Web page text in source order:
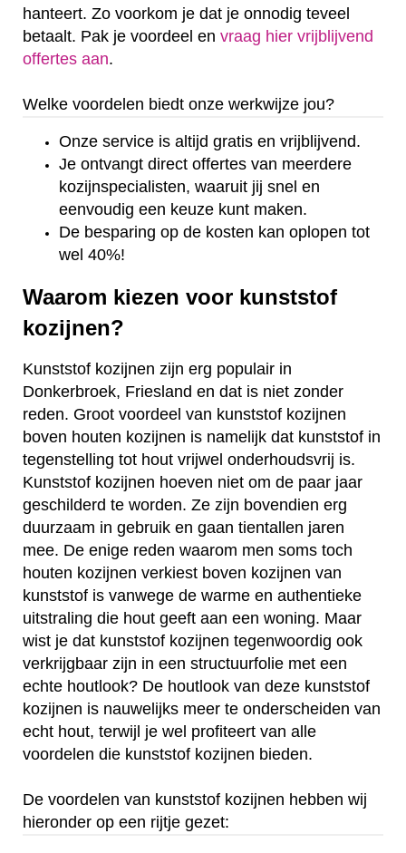
hanteert. Zo voorkom je dat je onnodig teveel
betaalt. Pak je voordeel en vraag hier vrijblijvend
offertes aan.
Welke voordelen biedt onze werkwijze jou?
Onze service is altijd gratis en vrijblijvend.
Je ontvangt direct offertes van meerdere
kozijnspecialisten, waaruit jij snel en
eenvoudig een keuze kunt maken.
De besparing op de kosten kan oplopen tot
wel 40%!
Waarom kiezen voor kunststof
kozijnen?
Kunststof kozijnen zijn erg populair in
Donkerbroek, Friesland en dat is niet zonder
reden. Groot voordeel van kunststof kozijnen
boven houten kozijnen is namelijk dat kunststof in
tegenstelling tot hout vrijwel onderhoudsvrij is.
Kunststof kozijnen hoeven niet om de paar jaar
geschilderd te worden. Ze zijn bovendien erg
duurzaam in gebruik en gaan tientallen jaren
mee. De enige reden waarom men soms toch
houten kozijnen verkiest boven kozijnen van
kunststof is vanwege de warme en authentieke
uitstraling die hout geeft aan een woning. Maar
wist je dat kunststof kozijnen tegenwoordig ook
verkrijgbaar zijn in een structuurfolie met een
echte houtlook? De houtlook van deze kunststof
kozijnen is nauwelijks meer te onderscheiden van
echt hout, terwijl je wel profiteert van alle
voordelen die kunststof kozijnen bieden.
De voordelen van kunststof kozijnen hebben wij
hieronder op een rijtje gezet: